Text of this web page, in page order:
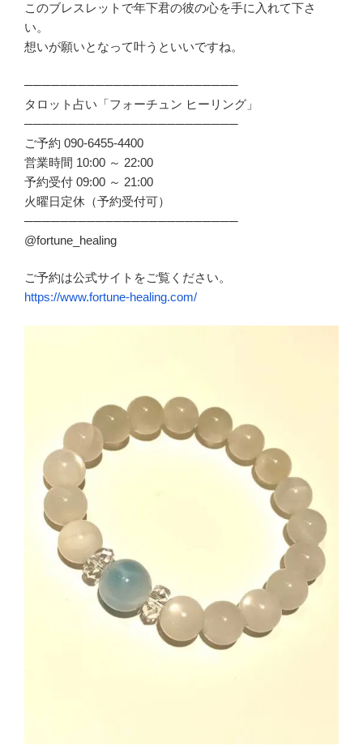
このブレスレットで年下君の彼の心を手に入れて下さ
い。
想いが願いとなって叶うといいですね。
────────────────────────
タロット占い「フォーチュン ヒーリング」
────────────────────────
ご予約 090-6455-4400
営業時間 10:00 ～ 22:00
予約受付 09:00 ～ 21:00
火曜日定休（予約受付可）
────────────────────────
@fortune_healing
ご予約は公式サイトをご覧ください。
https://www.fortune-healing.com/